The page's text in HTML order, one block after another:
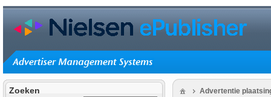
Zoeken Advertentie